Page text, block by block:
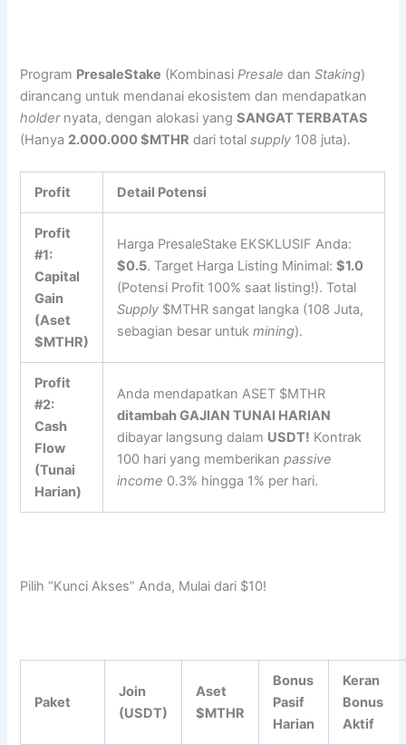
Program PresaleStake (Kombinasi Presale danStaking)
dirancang untuk mendanai ekosistem dan mendapatkan
holdernyata, dengan alokasi yangSANGAT TERBATAS
(Hanya 2.000.000 $MTHR dari totalsupply 108 juta).
Profit Detail Potensi
Profit
#1:
Capital
Gain
(Aset
$MTHR)
Harga PresaleStake EKSKLUSIF Anda:
$0.5. Target Harga Listing Minimal:$1.0
(Potensi Profit 100% saat listing!). Total
Supply $MTHR sangat langka (108 Juta,
sebagian besar untukmining).
Profit
#2:
Cash
Flow
(Tunai
Harian)
Anda mendapatkan ASET $MTHR
ditambah GAJIAN TUNAI HARIAN
dibayar langsung dalam USDT! Kontrak
100 hari yang memberikanpassive
income 0.3% hingga 1% per hari.
Pilih “Kunci Akses” Anda, Mulai dari $10!
Paket
Join
(USDT)
Aset
$MTHR
Bonus
Pasif
Harian
Keran
Bonus
Aktif